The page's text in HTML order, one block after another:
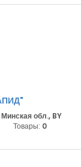
обл., BY
Товары: 0